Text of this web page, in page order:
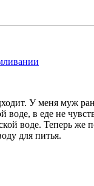
У меня муж
воде, в еде не
воде. Теперь
для питья.